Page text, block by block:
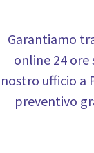
Garantiamo
online 24 ore
nostro ufficio a
preventivo